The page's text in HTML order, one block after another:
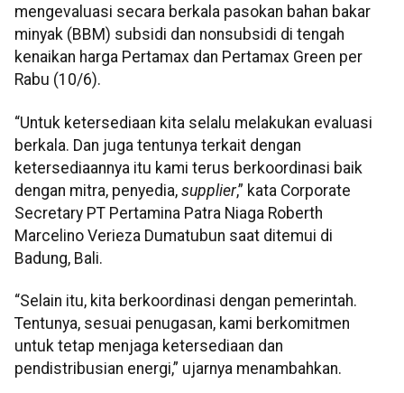
mengevaluasi secara berkala pasokan bahan bakar
minyak (BBM) subsidi dan nonsubsidi di tengah
kenaikan harga Pertamax dan Pertamax Green per
Rabu (10/6).
“Untuk ketersediaan kita selalu melakukan evaluasi
berkala. Dan juga tentunya terkait dengan
ketersediaannya itu kami terus berkoordinasi baik
dengan mitra, penyedia, supplier,” kata Corporate
Secretary PT Pertamina Patra Niaga Roberth
Marcelino Verieza Dumatubun saat ditemui di
Badung, Bali.
“Selain itu, kita berkoordinasi dengan pemerintah.
Tentunya, sesuai penugasan, kami berkomitmen
untuk tetap menjaga ketersediaan dan
pendistribusian energi,” ujarnya menambahkan.